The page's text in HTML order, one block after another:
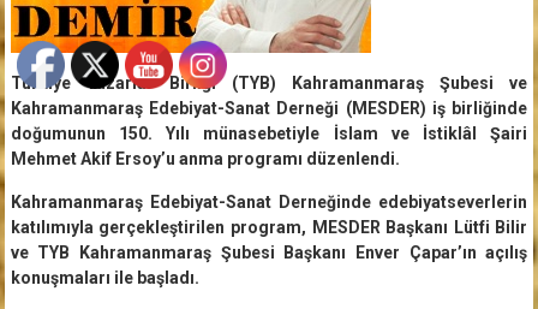
Türkiye Yazarlar Birliği (TYB) Kahramanmaraş Şubesi ve
Kahramanmaraş Edebiyat-Sanat Derneği (MESDER) iş birliğinde
doğumunun 150. Yılı münasebetiyle İslam ve İstiklâl Şairi
Mehmet Akif Ersoy’u anma programı düzenlendi.
Kahramanmaraş Edebiyat-Sanat Derneğinde edebiyatseverlerin
katılımıyla gerçekleştirilen program, MESDER Başkanı Lütfi Bilir
ve TYB Kahramanmaraş Şubesi Başkanı Enver Çapar’ın açılış
konuşmaları ile başladı.